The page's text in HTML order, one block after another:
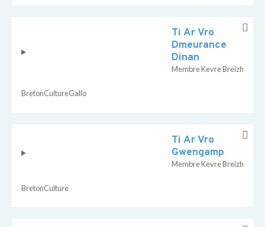
Ti Ar Vro
Dmeurance
Dinan
Membre Kevre Breizh
BretonCultureGallo
Ti Ar Vro
Gwengamp
Membre Kevre Breizh
BretonCulture